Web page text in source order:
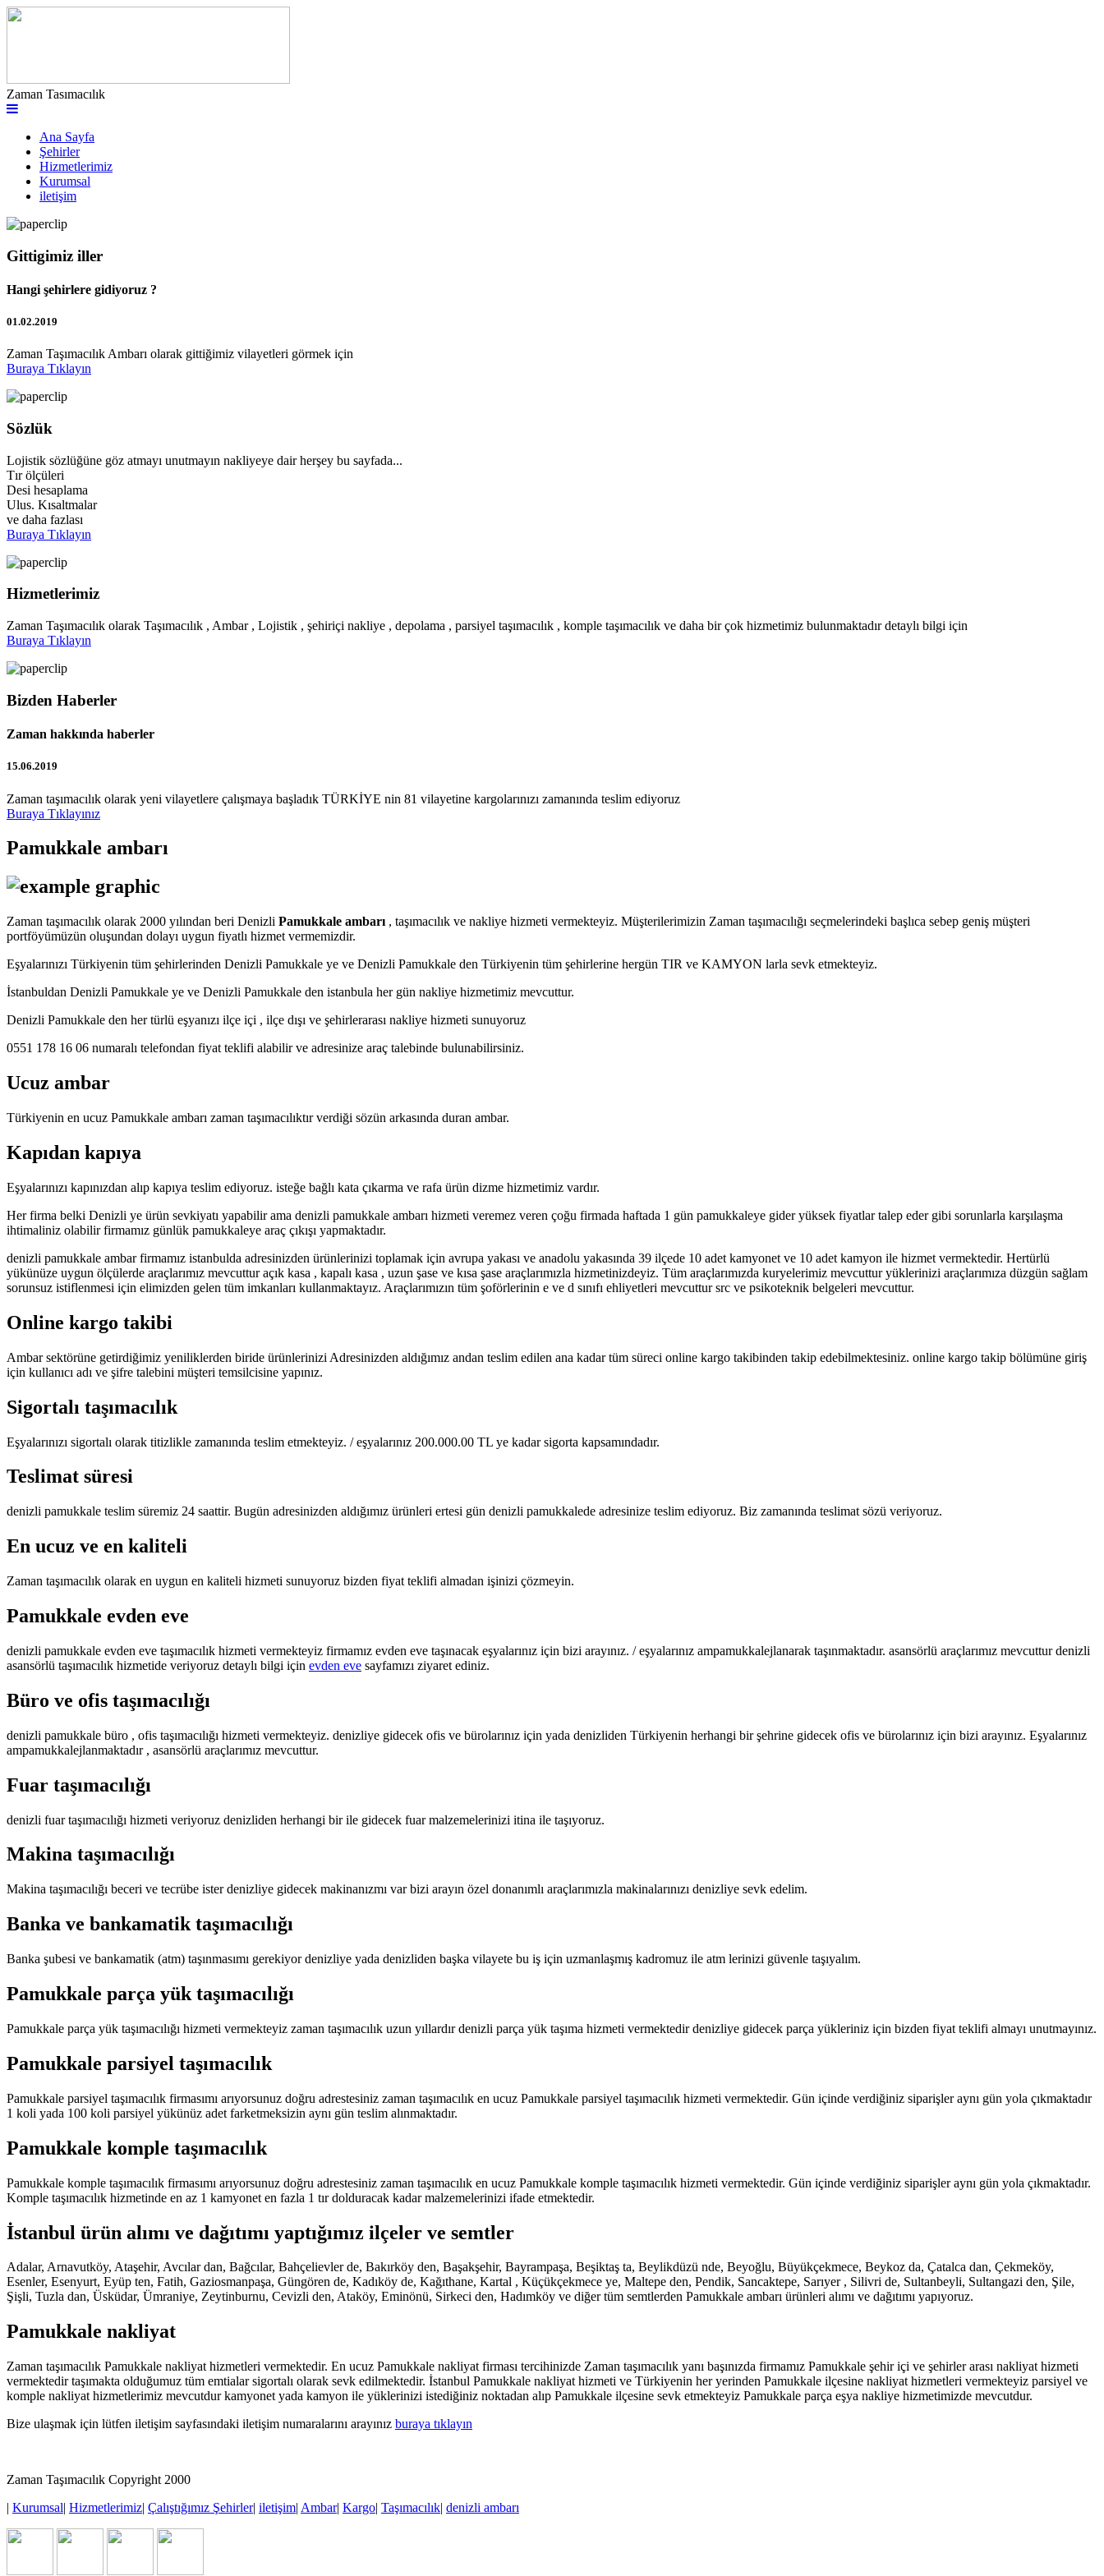
Zaman Tasımacılık
Ana Sayfa
Şehirler
Hizmetlerimiz
Kurumsal
iletişim
Gittigimiz iller
Hangi şehirlere gidiyoruz ?
01.02.2019
Zaman Taşımacılık Ambarı olarak gittiğimiz vilayetleri görmek için
Buraya Tıklayın
Sözlük
Lojistik sözlüğüne göz atmayı unutmayın nakliyeye dair herşey bu sayfada...
Tır ölçüleri
Desi hesaplama
Ulus. Kısaltmalar
ve daha fazlası
Buraya Tıklayın
Hizmetlerimiz
Zaman Taşımacılık olarak Taşımacılık , Ambar , Lojistik , şehiriçi nakliye , depolama , parsiyel taşımacılık , komple taşımacılık ve daha bir çok hizmetimiz bulunmaktadır detaylı bilgi için
Buraya Tıklayın
Bizden Haberler
Zaman hakkında haberler
15.06.2019
Zaman taşımacılık olarak yeni vilayetlere çalışmaya başladık TÜRKİYE nin 81 vilayetine kargolarınızı zamanında teslim ediyoruz
Buraya Tıklayınız
Pamukkale ambarı
Zaman taşımacılık olarak 2000 yılından beri Denizli Pamukkale ambarı , taşımacılık ve nakliye hizmeti vermekteyiz. Müşterilerimizin Zaman taşımacılığı seçmelerindeki başlıca sebep geniş müşteri
portföyümüzün oluşundan dolayı uygun fiyatlı hizmet vermemizdir.
Eşyalarınızı Türkiyenin tüm şehirlerinden Denizli Pamukkale ye ve Denizli Pamukkale den Türkiyenin tüm şehirlerine hergün TIR ve KAMYON larla sevk etmekteyiz.
İstanbuldan Denizli Pamukkale ye ve Denizli Pamukkale den istanbula her gün nakliye hizmetimiz mevcuttur.
Denizli Pamukkale den her türlü eşyanızı ilçe içi , ilçe dışı ve şehirlerarası nakliye hizmeti sunuyoruz
0551 178 16 06 numaralı telefondan fiyat teklifi alabilir ve adresinize araç talebinde bulunabilirsiniz.
Ucuz ambar
Türkiyenin en ucuz Pamukkale ambarı zaman taşımacılıktır verdiği sözün arkasında duran ambar.
Kapıdan kapıya
Eşyalarınızı kapınızdan alıp kapıya teslim ediyoruz. isteğe bağlı kata çıkarma ve rafa ürün dizme hizmetimiz vardır.
Her firma belki Denizli ye ürün sevkiyatı yapabilir ama denizli pamukkale ambarı hizmeti veremez veren çoğu firmada haftada 1 gün pamukkaleye gider yüksek fiyatlar talep eder gibi sorunlarla karşılaşma
ihtimaliniz olabilir firmamız günlük pamukkaleye araç çıkışı yapmaktadır.
denizli pamukkale ambar firmamız istanbulda adresinizden ürünlerinizi toplamak için avrupa yakası ve anadolu yakasında 39 ilçede 10 adet kamyonet ve 10 adet kamyon ile hizmet vermektedir. Hertürlü
yükünüze uygun ölçülerde araçlarımız mevcuttur açık kasa , kapalı kasa , uzun şase ve kısa şase araçlarımızla hizmetinizdeyiz. Tüm araçlarımızda kuryelerimiz mevcuttur yüklerinizi araçlarımıza düzgün sağlam
sorunsuz istiflenmesi için elimizden gelen tüm imkanları kullanmaktayız. Araçlarımızın tüm şoförlerinin e ve d sınıfı ehliyetleri mevcuttur src ve psikoteknik belgeleri mevcuttur.
Online kargo takibi
Ambar sektörüne getirdiğimiz yeniliklerden biride ürünlerinizi Adresinizden aldığımız andan teslim edilen ana kadar tüm süreci online kargo takibinden takip edebilmektesiniz. online kargo takip bölümüne giriş
için kullanıcı adı ve şifre talebini müşteri temsilcisine yapınız.
Sigortalı taşımacılık
Eşyalarınızı sigortalı olarak titizlikle zamanında teslim etmekteyiz. / eşyalarınız 200.000.00 TL ye kadar sigorta kapsamındadır.
Teslimat süresi
denizli pamukkale teslim süremiz 24 saattir. Bugün adresinizden aldığımız ürünleri ertesi gün denizli pamukkalede adresinize teslim ediyoruz. Biz zamanında teslimat sözü veriyoruz.
En ucuz ve en kaliteli
Zaman taşımacılık olarak en uygun en kaliteli hizmeti sunuyoruz bizden fiyat teklifi almadan işinizi çözmeyin.
Pamukkale evden eve
denizli pamukkale evden eve taşımacılık hizmeti vermekteyiz firmamız evden eve taşınacak eşyalarınız için bizi arayınız. / eşyalarınız ampamukkalejlanarak taşınmaktadır. asansörlü araçlarımız mevcuttur denizli
asansörlü taşımacılık hizmetide veriyoruz detaylı bilgi için evden eve sayfamızı ziyaret ediniz.
Büro ve ofis taşımacılığı
denizli pamukkale büro , ofis taşımacılığı hizmeti vermekteyiz. denizliye gidecek ofis ve bürolarınız için yada denizliden Türkiyenin herhangi bir şehrine gidecek ofis ve bürolarınız için bizi arayınız. Eşyalarınız
ampamukkalejlanmaktadır , asansörlü araçlarımız mevcuttur.
Fuar taşımacılığı
denizli fuar taşımacılığı hizmeti veriyoruz denizliden herhangi bir ile gidecek fuar malzemelerinizi itina ile taşıyoruz.
Makina taşımacılığı
Makina taşımacılığı beceri ve tecrübe ister denizliye gidecek makinanızmı var bizi arayın özel donanımlı araçlarımızla makinalarınızı denizliye sevk edelim.
Banka ve bankamatik taşımacılığı
Banka şubesi ve bankamatik (atm) taşınmasımı gerekiyor denizliye yada denizliden başka vilayete bu iş için uzmanlaşmış kadromuz ile atm lerinizi güvenle taşıyalım.
Pamukkale parça yük taşımacılığı
Pamukkale parça yük taşımacılığı hizmeti vermekteyiz zaman taşımacılık uzun yıllardır denizli parça yük taşıma hizmeti vermektedir denizliye gidecek parça yükleriniz için bizden fiyat teklifi almayı unutmayınız.
Pamukkale parsiyel taşımacılık
Pamukkale parsiyel taşımacılık firmasımı arıyorsunuz doğru adrestesiniz zaman taşımacılık en ucuz Pamukkale parsiyel taşımacılık hizmeti vermektedir. Gün içinde verdiğiniz siparişler aynı gün yola çıkmaktadır
1 koli yada 100 koli parsiyel yükünüz adet farketmeksizin aynı gün teslim alınmaktadır.
Pamukkale komple taşımacılık
Pamukkale komple taşımacılık firmasımı arıyorsunuz doğru adrestesiniz zaman taşımacılık en ucuz Pamukkale komple taşımacılık hizmeti vermektedir. Gün içinde verdiğiniz siparişler aynı gün yola çıkmaktadır.
Komple taşımacılık hizmetinde en az 1 kamyonet en fazla 1 tır dolduracak kadar malzemelerinizi ifade etmektedir.
İstanbul ürün alımı ve dağıtımı yaptığımız ilçeler ve semtler
Adalar, Arnavutköy, Ataşehir, Avcılar dan, Bağcılar, Bahçelievler de, Bakırköy den, Başakşehir, Bayrampaşa, Beşiktaş ta, Beylikdüzü nde, Beyoğlu, Büyükçekmece, Beykoz da, Çatalca dan, Çekmeköy,
Esenler, Esenyurt, Eyüp ten, Fatih, Gaziosmanpaşa, Güngören de, Kadıköy de, Kağıthane, Kartal , Küçükçekmece ye, Maltepe den, Pendik, Sancaktepe, Sarıyer , Silivri de, Sultanbeyli, Sultangazi den, Şile,
Şişli, Tuzla dan, Üsküdar, Ümraniye, Zeytinburnu, Cevizli den, Ataköy, Eminönü, Sirkeci den, Hadımköy ve diğer tüm semtlerden Pamukkale ambarı ürünleri alımı ve dağıtımı yapıyoruz.
Pamukkale nakliyat
Zaman taşımacılık Pamukkale nakliyat hizmetleri vermektedir. En ucuz Pamukkale nakliyat firması tercihinizde Zaman taşımacılık yanı başınızda firmamız Pamukkale şehir içi ve şehirler arası nakliyat hizmeti
vermektedir taşımakta olduğumuz tüm emtialar sigortalı olarak sevk edilmektedir. İstanbul Pamukkale nakliyat hizmeti ve Türkiyenin her yerinden Pamukkale ilçesine nakliyat hizmetleri vermekteyiz parsiyel ve
komple nakliyat hizmetlerimiz mevcutdur kamyonet yada kamyon ile yüklerinizi istediğiniz noktadan alıp Pamukkale ilçesine sevk etmekteyiz Pamukkale parça eşya nakliye hizmetimizde mevcutdur.
Bize ulaşmak için lütfen iletişim sayfasındaki iletişim numaralarını arayınız buraya tıklayın
Zaman Taşımacılık Copyright 2000
| Kurumsal| Hizmetlerimiz| Çalıştığımız Şehirler| iletişim| Ambar| Kargo| Taşımacılık| denizli ambarı